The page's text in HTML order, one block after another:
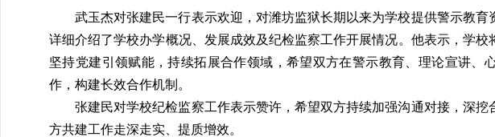
武玉杰对张建民一行表示欢迎，对潍坊监狱长期以来为学校提供警示教
详细介绍了学校办学概况、发展成效及纪检监察工作开展情况。他表示，学校
坚持党建引领赋能，持续拓展合作领域，希望双方在警示教育、理论宣讲、
作，构建长效合作机制。
张建民对学校纪检监察工作表示赞许，希望双方持续加强沟通对接，深挖
方共建工作走深走实、提质增效。